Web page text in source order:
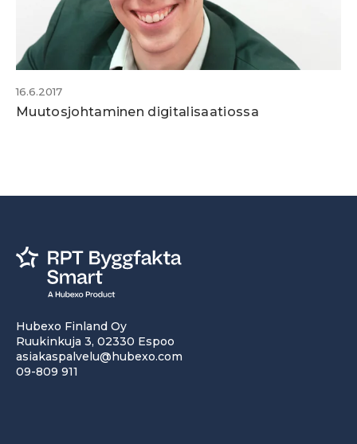
16.6.2017
Muutosjohtaminen digitalisaatiossa
Hubexo Finland Oy
Ruukinkuja 3, 02330 Espoo
asiakaspalvelu@hubexo.com
09-809 911